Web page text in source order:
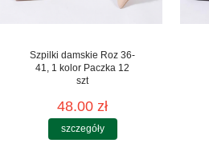
Szpilki damskie Roz 36-
41, 1 kolor Paczka 12
szt
48.00 zł
szczegóły